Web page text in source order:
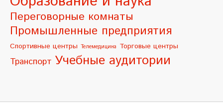
Переговорные комнаты
Промышленные предприятия
Спортивные центры Телемедицина Торговые центры
Транспорт Учебные аудитории